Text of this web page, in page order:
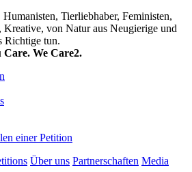
Humanisten, Tierliebhaber, Feministen,
von Natur aus Neugierige und
Richtige tun.
Care. We Care2.
einer Petition
Über uns Partnerschaften Media